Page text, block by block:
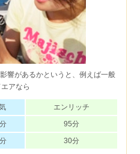
響があるかというと、例えば一般
アなら
エンリッチ
95分
30分